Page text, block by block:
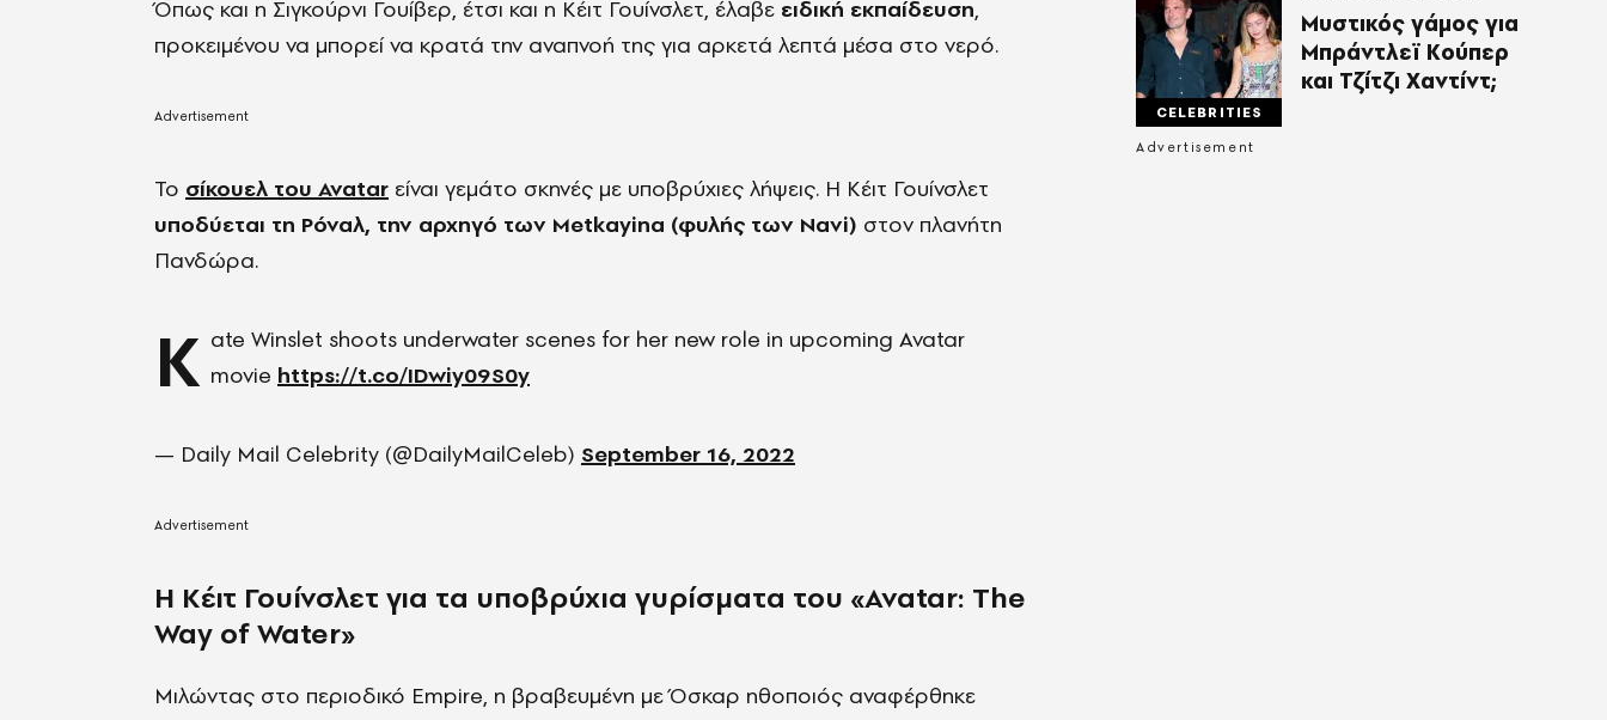
Όπως και η Σιγκούρνι Γουίβερ, έτσι και η Κέιτ Γουίνσλετ, έλαβε ειδική εκπαίδευση,
προκειμένου να μπορεί να κρατά την αναπνοή της για αρκετά λεπτά μέσα στο νερό.
Το σίκουελ του Avatar είναι γεμάτο σκηνές με υποβρύχιες λήψεις. Η Κέιτ Γουίνσλετ
υποδύεται τη Ρόναλ, την αρχηγό των Metkayina (φυλής των Navi) στον πλανήτη
Πανδώρα.
K ate Winslet shoots underwater scenes for her new role in upcoming Avatar
movie https://t.co/IDwiy09S0y
— Daily Mail Celebrity (@DailyMailCeleb) September 16, 2022
Η Κέιτ Γουίνσλετ για τα υποβρύχια γυρίσματα του «Avatar: The
Way of Water»
Μιλώντας στο περιοδικό Empire, η βραβευμένη με Όσκαρ ηθοποιός αναφέρθηκε
CELEBRITIES
Μυστικός γάμος για
Μπράντλεϊ Κούπερ
και Τζίτζι Χαντίντ;